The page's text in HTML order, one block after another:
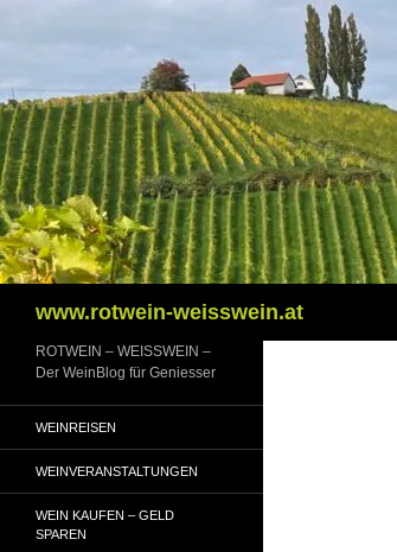
www.rotwein-weisswein.at
ROTWEIN – WEISSWEIN –
Der WeinBlog für Geniesser
WEINREISEN
WEINVERANSTALTUNGEN
WEIN KAUFEN – GELD
SPAREN